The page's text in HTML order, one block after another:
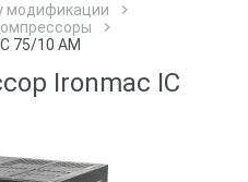
модификации
75/10 AM
Ironmac IC